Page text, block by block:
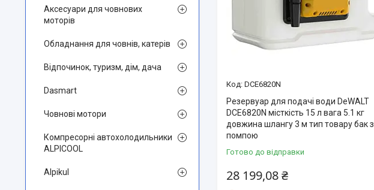
DCE6820N
Резервуар для подачі води DeWALT
DCE6820N місткість 15 л вага 5.1 кг
довжина шлангу 3 м тип товару бак з
помпою
Готово до відправки
28 199,08 ₴
Аксесуари для човнових
моторів
Обладнання для човнів, катерів
Відпочинок, туризм, дім, дача
Dasmart
Човнові мотори
Компресорні автохолодильники
ALPICOOL
Alpikul